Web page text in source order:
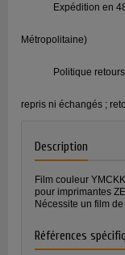
Expédition en
Métropolitaine)
Politique
repris ni échangés ;
Description
Film couleur
pour imprimantes
Nécessite un film
Références